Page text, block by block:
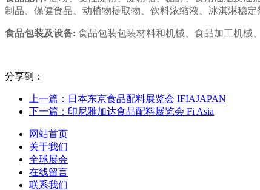
制品、保健食品、动植物提取物、饮料浓缩液、冰淇淋稳
食品包装及设备: 食品包装包装材料和机械、食品加工机械
分享到：
上一篇：日本东京食品配料展览会 IFIAJAPAN
下一篇：印尼雅加达食品配料展览会 Fi Asia
网站首页
关于我们
全球展会
在线留言
联系我们